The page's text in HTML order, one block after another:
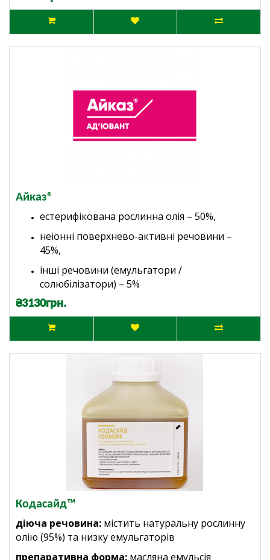
Айказ®
естерифікована рослинна олія – 50%,
неіонні поверхнево-активні речовини –
45%,
інші речовини (емульгатори /
солюбілізатори) – 5%
₴3130грн.
Кодасайд™
діюча речовина: містить натуральну рослинну
олію (95%) та низку емульгаторів
препаративна форма: масляна емульсія